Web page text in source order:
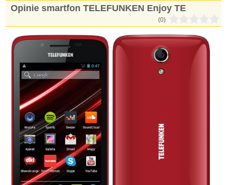
Opinie smartfon TELEFUNKEN Enjoy TE
(0)